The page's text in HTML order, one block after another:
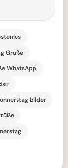
Grüße
WhatsApp
bilder